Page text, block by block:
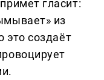
гласит:
из
это создаёт